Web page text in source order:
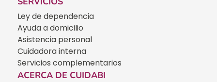
Ley de dependencia
Ayuda a domicilio
Asistencia personal
Cuidadora interna
Servicios complementarios
ACERCA DE CUIDABI